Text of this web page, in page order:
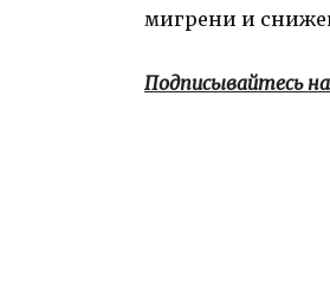
мигрени и
Подписывайтесь